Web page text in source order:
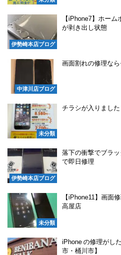
伊勢崎本店ブログ
【iPhone7】ホー
が剥き出し状態
中津川店ブログ
画面割れの修理な
未分類
チラシが入りまし
伊勢崎本店ブログ
落下の衝撃でブラ
で即日修理
未分類
【iPhone11】画面
高屋店
iPhone の修理がし
市・桶川市】